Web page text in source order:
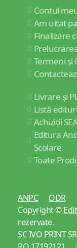
Contul
Am uitat
Finalizare
Termeni și
Livrare și
Listă
Achiziții
Editura
Școlare
Toate
ANPC
ODR
Copyright ©
rezervate.
SC IVO PRINT